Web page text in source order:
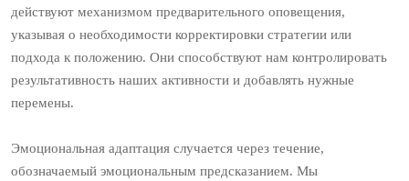
действуют механизмом предварительного оповещения,
указывая о необходимости корректировки стратегии или
подхода к положению. Они способствуют нам контролировать
результативность наших активности и добавлять нужные
перемены.
Эмоциональная адаптация случается через течение,
обозначаемый эмоциональным предсказанием. Мы